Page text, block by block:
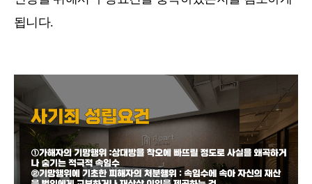
됩니다.